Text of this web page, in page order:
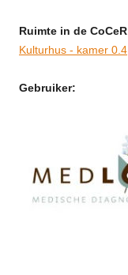
Ruimte in de CoCeR
Kulturhus - kamer 0.4
Gebruiker: